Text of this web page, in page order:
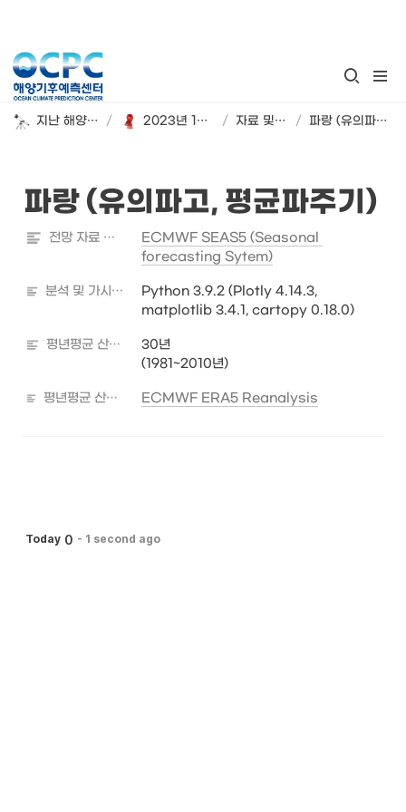
지난 해양기후 계절 전망 / 2023년 12월~2024년 2월 해양기후 시범 전망 / 자료 및 분석 정보 / 파랑 (유의파고, 평균파주기)
파랑 (유의파고, 평균파주기)
전망 자료 출처
ECMWF SEAS5 (Seasonal
forecasting Sytem)
분석 및 가시화 도구
Python 3.9.2 (Plotly 4.14.3,
matplotlib 3.4.1, cartopy 0.18.0)
평년평균 산출기간
30년
(1981~2010년)
평년평균 산출자료 출처 ECMWF ERA5 Reanalysis
Today 0 - 1 second ago